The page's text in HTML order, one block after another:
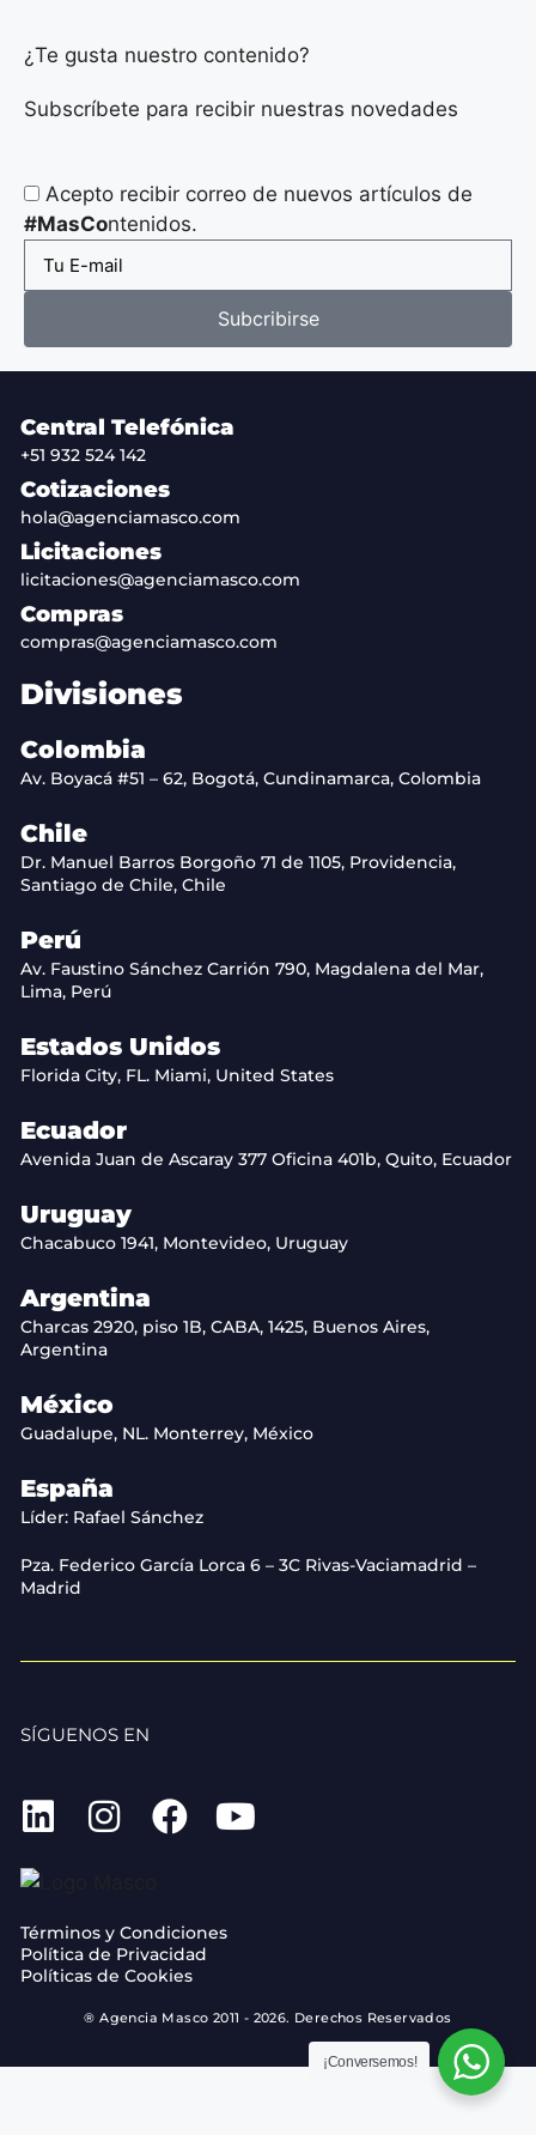
¿Te gusta nuestro contenido?
Subscríbete para recibir nuestras novedades
Acepto recibir correo de nuevos artículos de
#MasContenidos.
Subcribirse
Central Telefónica
+51 932 524 142
Cotizaciones
hola@agenciamasco.com
Licitaciones
licitaciones@agenciamasco.com
Compras
compras@agenciamasco.com
Divisiones
Colombia
Av. Boyacá #51 – 62, Bogotá, Cundinamarca, Colombia
Chile
Dr. Manuel Barros Borgoño 71 de 1105, Providencia,
Santiago de Chile, Chile
Perú
Av. Faustino Sánchez Carrión 790, Magdalena del Mar,
Lima, Perú
Estados Unidos
Florida City, FL. Miami, United States
Ecuador
Avenida Juan de Ascaray 377 Oficina 401b, Quito, Ecuador
Uruguay
Chacabuco 1941, Montevideo, Uruguay
Argentina
Charcas 2920, piso 1B, CABA, 1425, Buenos Aires,
Argentina
México
Guadalupe, NL. Monterrey, México
España
Líder: Rafael Sánchez
Pza. Federico García Lorca 6 – 3C Rivas-Vaciamadrid –
Madrid
SÍGUENOS EN
Términos y Condiciones
Política de Privacidad
Políticas de Cookies
® Agencia Masco 2011 - 2026. Derechos Reservados
¡Conversemos!